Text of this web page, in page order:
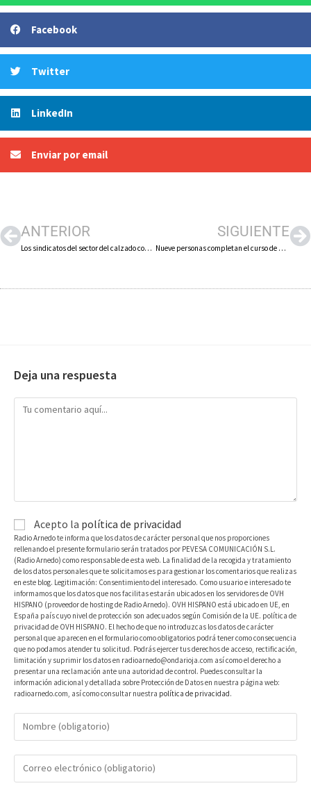
Facebook
Twitter
LinkedIn
Enviar por email
ANTERIOR
Los sindicatos del sector del calzado continúan con sus movilizaciones ante la falta de acuerdo para la renovación del convenio colectivo
SIGUIENTE
Nueve personas completan el curso de auxiliar de limpieza organizado por Cáritas en Arnedo en colaboración con la Asociación de Hoteles de La Rioja
Deja una respuesta
Acepto la política de privacidad
Radio Arnedo te informa que los datos de carácter personal que nos proporciones
rellenando el presente formulario serán tratados por PEVESA COMUNICACIÓN S.L.
(Radio Arnedo) como responsable de esta web. La finalidad de la recogida y tratamiento
de los datos personales que te solicitamos es para gestionar los comentarios que realizas
en este blog. Legitimación: Consentimiento del interesado. Como usuario e interesado te
informamos que los datos que nos facilitas estarán ubicados en los servidores de OVH
HISPANO (proveedor de hosting de Radio Arnedo). OVH HISPANO está ubicado en UE, en
España país cuyo nivel de protección son adecuados según Comisión de la UE. política de
privacidad de OVH HISPANO. El hecho de que no introduzcas los datos de carácter
personal que aparecen en el formulario como obligatorios podrá tener como consecuencia
que no podamos atender tu solicitud. Podrás ejercer tus derechos de acceso, rectificación,
limitación y suprimir los datos en radioarnedo@ondarioja.com así como el derecho a
presentar una reclamación ante una autoridad de control. Puedes consultar la
información adicional y detallada sobre Protección de Datos en nuestra página web:
radioarnedo.com, así como consultar nuestra política de privacidad.